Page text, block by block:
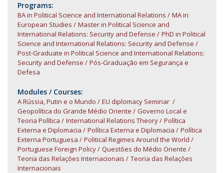
Programs:
BA in Political Science and International Relations
MA in
European Studies
Master in Political Science and
International Relations: Security and Defense
PhD in Political
Science and International Relations: Security and Defense
Post-Graduate in Political Science and International Relations:
Security and Defense
Pós-Graduação em Segurança e
Defesa
Modules / Courses:
A Rússia, Putin e o Mundo
EU diplomacy Seminar
Geopolítica do Grande Médio Oriente
Governo Local e
Teoria Política
International Relations Theory
Política
Externa e Diplomacia
Política Externa e Diplomacia
Política
Externa Portuguesa
Political Regimes Around the World
Portuguese Foreign Policy
Questões do Médio Oriente
Teoria das Relações Internacionais
Teoria das Relações
Internacionais